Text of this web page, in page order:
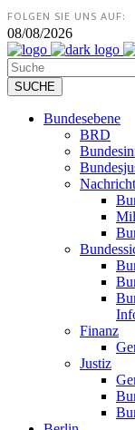
FOLGEN SIE UNS AUF:
08/08/2026
Bundesebene
BRD
Finanz
Justiz